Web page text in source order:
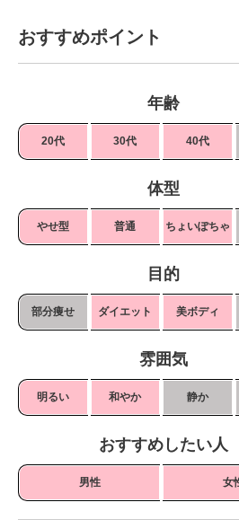
おすすめポイント
年齢
20代 30代 40代
体型
やせ型 普通 ちょいぽちゃ
目的
部分痩せ ダイエット 美ボディ
雰囲気
明るい 和やか 静か
おすすめしたい人
男性 女